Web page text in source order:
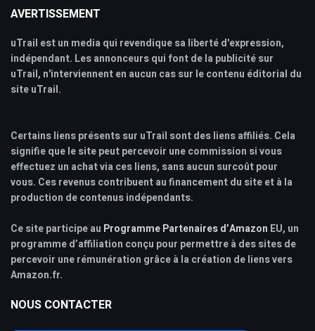
AVERTISSEMENT
uTrail est un media qui revendique sa liberté d'expression,
indépendant. Les annonceurs qui font de la publicité sur
uTrail, n'interviennent en aucun cas sur le contenu éditorial du
site uTrail.
Certains liens présents sur uTrail sont des liens affiliés. Cela
signifie que le site peut percevoir une commission si vous
effectuez un achat via ces liens, sans aucun surcoût pour
vous. Ces revenus contribuent au financement du site et à la
production de contenus indépendants.
Ce site participe au Programme Partenaires d’Amazon EU, un
programme d’affiliation conçu pour permettre à des sites de
percevoir une rémunération grâce à la création de liens vers
Amazon.fr.
NOUS CONTACTER